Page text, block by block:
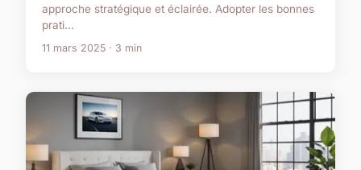
approche stratégique et éclairée. Adopter les bonnes
prati...
11 mars 2025 · 3 min